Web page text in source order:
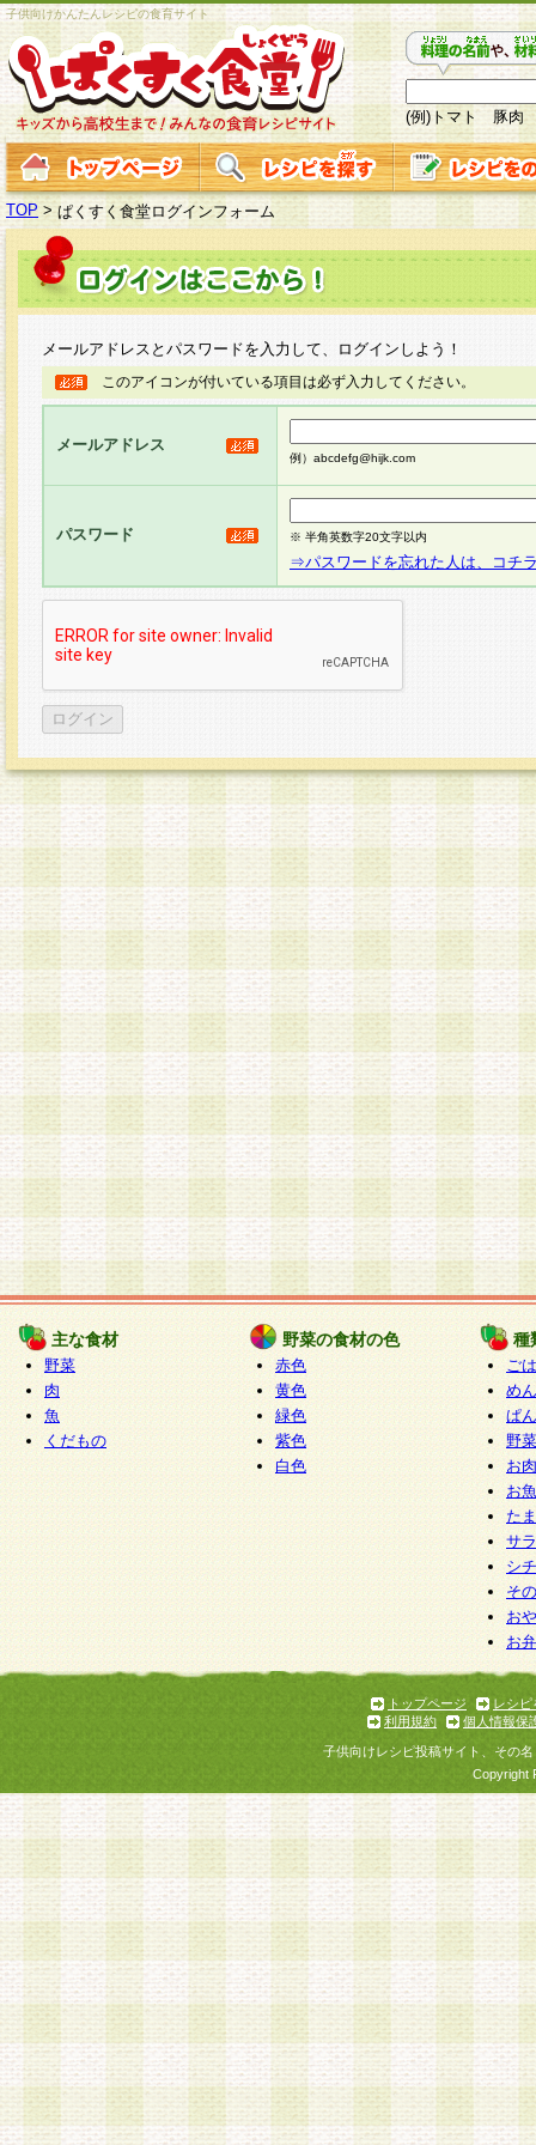
子供向けかんたんレシピの食育サイト
(例)トマト 豚肉
TOP > ぱくすく食堂ログインフォーム
メールアドレスとパスワードを入力して、ログインしよう！
このアイコンが付いている項目は必ず入力してください。
メールアドレス
例）abcdefg@hijk.com
パスワード ※ 半角英数字20文字以内
⇒パスワードを忘れた人は、コチ
主な食材
野菜
肉
魚
くだもの
野菜の食材の色
赤色
黄色
緑色
紫色
白色
種
ご
めん
ぱん
野
お
お
た
サ
シ
そ
お
お
トップページ
レシピ
利用規約
個人情報保
子供向けレシピ投稿サイト、その
Copyright